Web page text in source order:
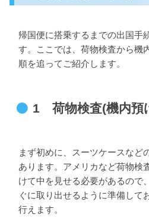
帰国便に搭乗するまでの出国手
す。ここでは、荷物検査から機
順を追ってご紹介します。
1 荷物検査(機内預
まず初めに、スーツケースなど
あります。アメリカなど荷物検
けて中を見せる必要があるので
ぐに取り出せるように準備して
行えます。